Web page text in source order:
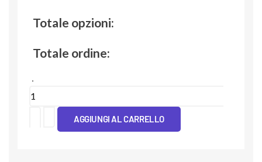
Totale opzioni:
Totale ordine:
Cover
Peace
AGGIUNGI AL CARRELLO